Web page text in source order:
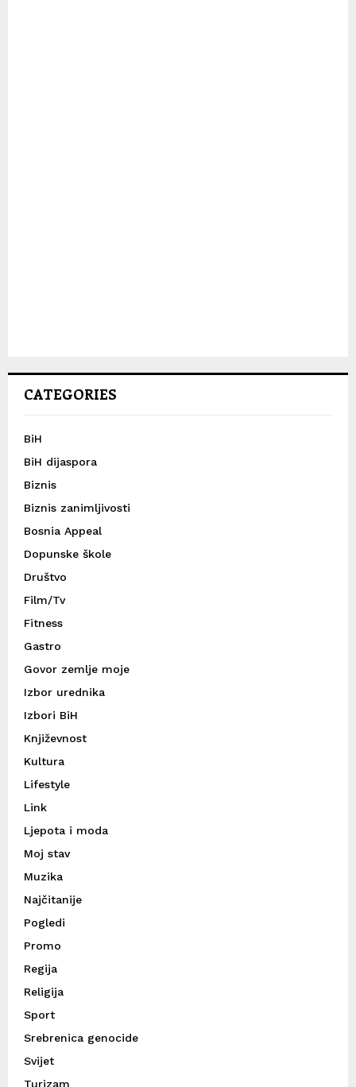
CATEGORIES
BiH
BiH dijaspora
Biznis
Biznis zanimljivosti
Bosnia Appeal
Dopunske škole
Društvo
Film/Tv
Fitness
Gastro
Govor zemlje moje
Izbor urednika
Izbori BiH
Književnost
Kultura
Lifestyle
Link
Ljepota i moda
Moj stav
Muzika
Najčitanije
Pogledi
Promo
Regija
Religija
Sport
Srebrenica genocide
Svijet
Turizam